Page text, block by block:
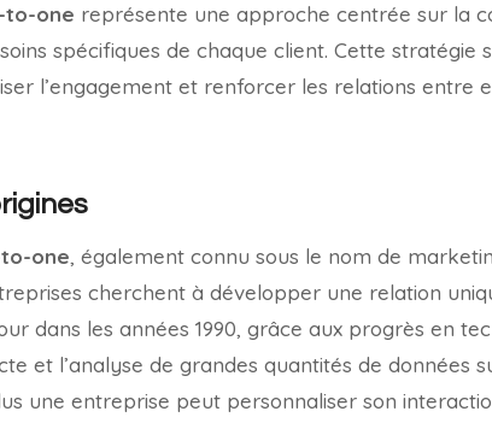
to-one représente une approche centrée sur la
spécifiques de chaque client. Cette stratégie
l’engagement et renforcer les relations entre
one, également connu sous le nom de
cherchent à développer une relation
dans les années 1990, grâce aux progrès en
et l’analyse de grandes quantités de données
une entreprise peut personnaliser son